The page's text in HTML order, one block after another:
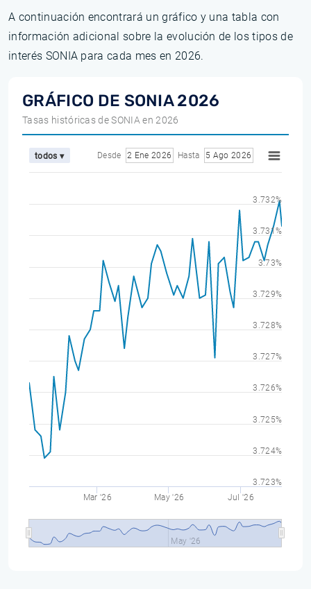
A continuación encontrará un gráfico y una tabla con
información adicional sobre la evolución de los tipos de
interés SONIA para cada mes en 2026.
GRÁFICO DE SONIA 2026
Tasas históricas de SONIA en 2026
todos ▾ Desde 2 Ene 2026 Hasta 5 Ago 2026
Mar '26 May '26 Jul '26
May '26
3.723%
3.724%
3.725%
3.726%
3.727%
3.728%
3.729%
3.73%
3.731%
3.732%